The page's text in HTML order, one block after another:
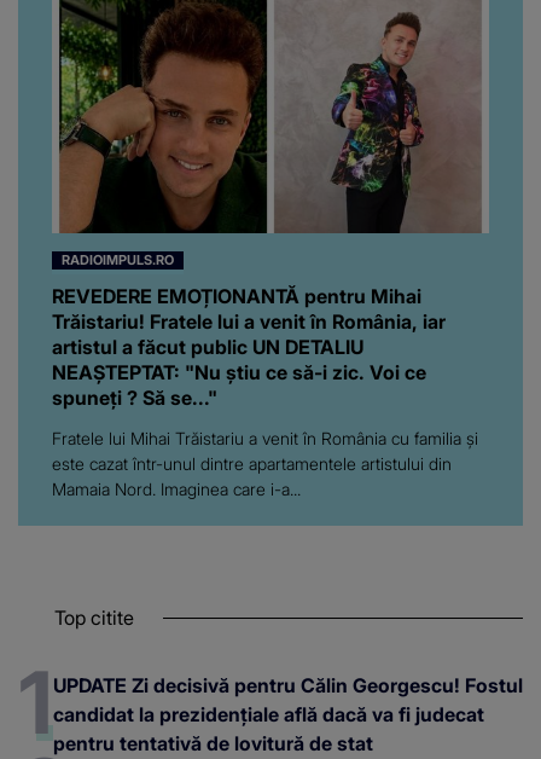
RADIOIMPULS.RO
REVEDERE EMOȚIONANTĂ pentru Mihai
Trăistariu! Fratele lui a venit în România, iar
artistul a făcut public UN DETALIU
NEAȘTEPTAT: "Nu știu ce să-i zic. Voi ce
spuneți ? Să se..."
Fratele lui Mihai Trăistariu a venit în România cu familia și
este cazat într-unul dintre apartamentele artistului din
Mamaia Nord. Imaginea care i-a...
Top citite
UPDATE Zi decisivă pentru Călin Georgescu! Fostul
candidat la prezidențiale află dacă va fi judecat
pentru tentativă de lovitură de stat